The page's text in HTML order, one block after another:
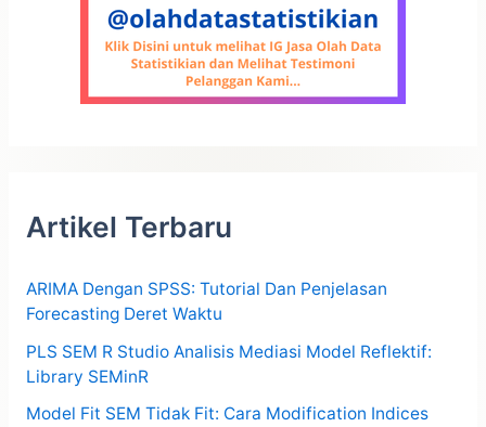
Artikel Terbaru
ARIMA Dengan SPSS: Tutorial Dan Penjelasan
Forecasting Deret Waktu
PLS SEM R Studio Analisis Mediasi Model Reflektif:
Library SEMinR
Model Fit SEM Tidak Fit: Cara Modification Indices